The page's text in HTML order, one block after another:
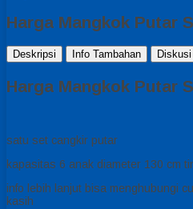
Harga Mangkok Putar
Deskripsi Info Tambahan
Harga Mangkok Putar
satu set cangkir putar
kapasitas 6 anak diameter 130 cm
info lebih lanjut bisa menghubungi
kasih